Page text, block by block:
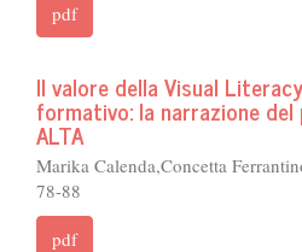
pdf
Il valore della Visual
formativo: la narrazione
ALTA
Marika Calenda,Concetta
78-88
pdf